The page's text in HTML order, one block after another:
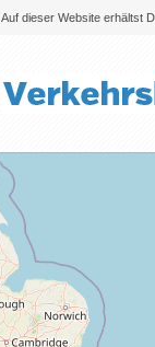
Auf dieser Website erhältst